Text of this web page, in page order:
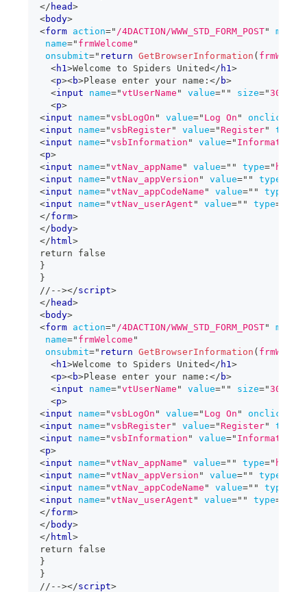
</ head>
<body>
<form action=" /4DACTION/WWW_STD_FORM_POST"
name=" frmWelcome "
onsubmit=" return GetBrowserInformation (
<h1>Welcome to Spiders United</ h1>
<p><b>Please enter your name:</ b>
<input name="vtUserName " value=" " size="30
<p>
<input name="vsbLogOn " value=" Log On " onclick
<input name="vsbRegister" value=" Register" type
<input name="vsbInformation " value=" Information
<p>
<input name="vtNav_appName " value=" " type="
<input name="vtNav_appVersion " value=" " type
<input name="vtNav_appCodeName " value=" " type
<input name="vtNav_userAgent " value=" " type=
</form>
</ body>
</ html>
return false
}
}
//--></script>
</ head>
<body>
<form action=" /4DACTION/WWW_STD_FORM_POST"
name=" frmWelcome "
onsubmit=" return GetBrowserInformation (
<h1>Welcome to Spiders United</ h1>
<p><b>Please enter your name:</ b>
<input name="vtUserName " value=" " size="30
<p>
<input name="vsbLogOn " value=" Log On " onclick
<input name="vsbRegister" value=" Register" type
<input name="vsbInformation " value=" Information
<p>
<input name="vtNav_appName " value=" " type="
<input name="vtNav_appVersion " value=" " type
<input name="vtNav_appCodeName " value=" " type
<input name="vtNav_userAgent " value=" " type=
</form>
</ body>
</ html>
return false
}
}
//--></script>